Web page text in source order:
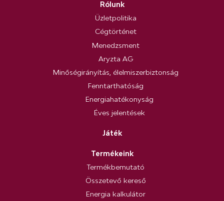
Rólunk
Üzletpolitika
Cégtörténet
Menedzsment
Aryzta AG
Minőségirányítás, élelmiszerbiztonság
Fenntarthatóság
Energiahatékonyság
Éves jelentések
Játék
Termékeink
Termékbemutató
Összetevő kereső
Energia kalkulátor